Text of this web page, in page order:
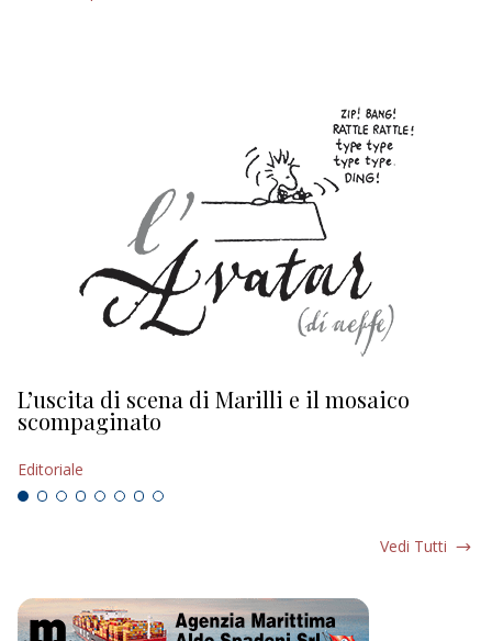
L’uscita di scena di Marilli e il mosaico
scompaginato
Editoriale
Vedi Tutti